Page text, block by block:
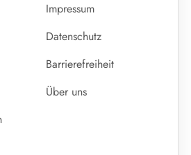
Impressum
Datenschutz
Barrierefreiheit
Über uns